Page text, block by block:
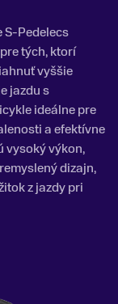
S-Pedelecs
tých, ktorí
vyššie
jazdu s
ideálne pre
a efektívne
vysoký výkon,
dizajn,
z jazdy pri